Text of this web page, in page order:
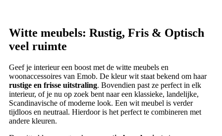
Witte meubels: Rustig, Fris & Optisch
veel ruimte
Geef je interieur een boost met de witte meubels en
woonaccessoires van Emob. De kleur wit staat bekend om haar
rustige en frisse uitstraling. Bovendien past ze perfect in elk
interieur, of je nu op zoek bent naar een klassieke, landelijke,
Scandinavische of moderne look. Een wit meubel is verder
tijdloos en neutraal. Hierdoor is het perfect te combineren met
andere kleuren.